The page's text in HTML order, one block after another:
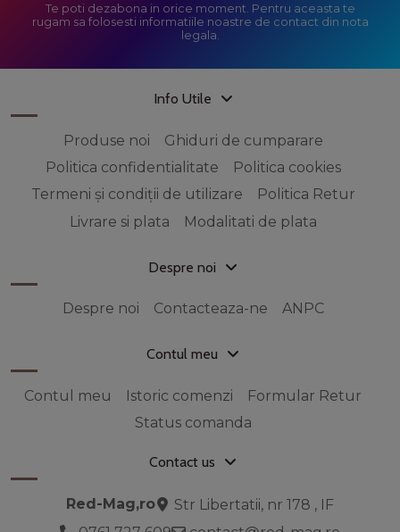
Te poti dezabona in orice moment. Pentru aceasta te
rugam sa folosesti informatiile noastre de contact din nota
legala.
Info Utile
Produse noi
Ghiduri de cumparare
Politica confidentialitate
Politica cookies
Termeni și condiții de utilizare
Politica Retur
Livrare si plata
Modalitati de plata
Despre noi
Despre noi Contacteaza-ne ANPC
Contul meu
Contul meu Istoric comenzi
Formular Retur
Status comanda
Contact us
Red-Mag,ro
Str Libertatii, nr 178 , IF